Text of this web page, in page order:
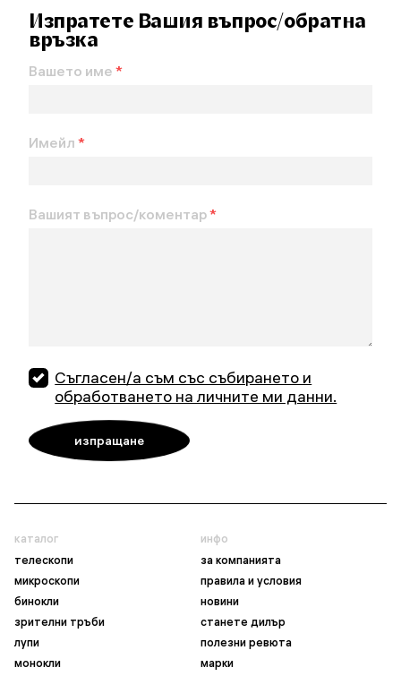
Изпратете Вашия въпрос/обратна
връзка
Вашето име *
Имейл *
Вашият въпрос/коментар*
Съгласен/а съм със събирането и
обработването на личните ми данни.
каталог
телескопи
микроскопи
бинокли
зрителни тръби
лупи
монокли
инфо
за компанията
правила и условия
новини
станете дилър
полезни ревюта
марки